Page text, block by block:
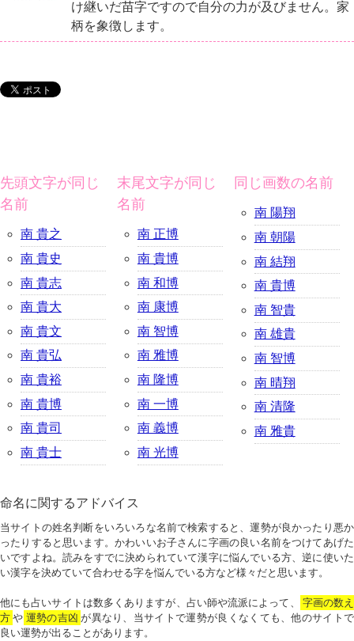
け継いだ苗字ですので自分の力が及びません。家
柄を象徴します。
先頭文字が同じ
名前
南 貴之
南 貴史
南 貴志
南 貴大
南 貴文
南 貴弘
南 貴裕
南 貴博
南 貴司
南 貴士
末尾文字が同じ
名前
南 正博
南 貴博
南 和博
南 康博
南 智博
南 雅博
南 隆博
南 一博
南 義博
南 光博
同じ画数の名前
南 陽翔
南 朝陽
南 結翔
南 貴博
南 智貴
南 雄貴
南 智博
南 晴翔
南 清隆
南 雅貴
命名に関するアドバイス
当サイトの姓名判断をいろいろな名前で検索すると、運勢が良かったり悪か
ったりすると思います。かわいいお子さんに字画の良い名前をつけてあげた
いですよね。読みをすでに決められていて漢字に悩んでいる方、逆に使いた
い漢字を決めていて合わせる字を悩んでいる方など様々だと思います。
他にも占いサイトは数多くありますが、占い師や流派によって、
字画の数え
方 や 運勢の吉凶 が異なり、当サイトで運勢が良くなくても、他のサイトで
良い運勢が出ることがあります。